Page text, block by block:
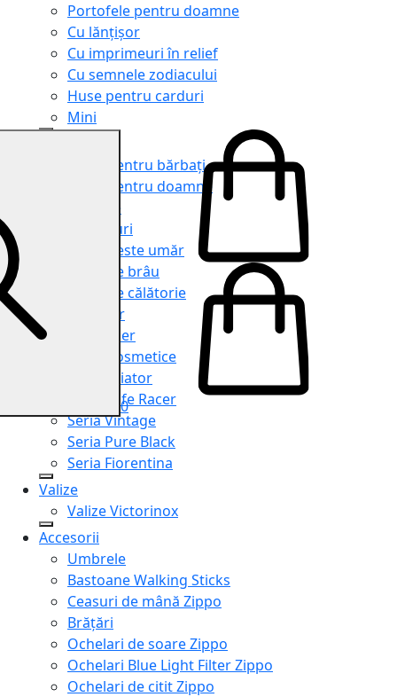
Portofele pentru doamne
Cu lănțișor
Cu imprimeuri în relief
Cu semnele zodiacului
Huse pentru carduri
Mini
Genți pentru bărbați
Genți pentru doamne
Serviete
Rucsacuri
Genți peste umăr
Genți de brâu
Genți de călătorie
Shopper
Organiser
Truse cosmetice
Seria Aviator
Seria Cafe Racer
Seria Vintage
Seria Pure Black
Seria Fiorentina
Valize
Valize Victorinox
Accesorii
Umbrele
Bastoane Walking Sticks
Ceasuri de mână Zippo
Brățări
Ochelari de soare Zippo
Ochelari Blue Light Filter Zippo
Ochelari de citit Zippo
0